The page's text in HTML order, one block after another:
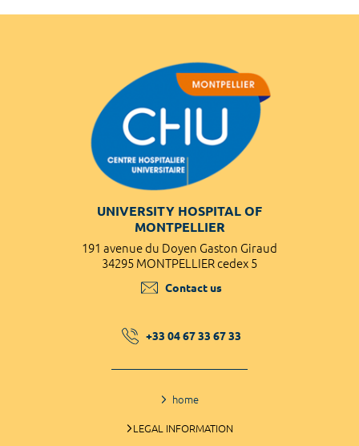
UNIVERSITY HOSPITAL OF
MONTPELLIER
191 avenue du Doyen Gaston Giraud
34295 MONTPELLIER cedex 5
Contact us
+33 04 67 33 67 33
home
LEGAL INFORMATION